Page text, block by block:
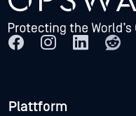
Plattform